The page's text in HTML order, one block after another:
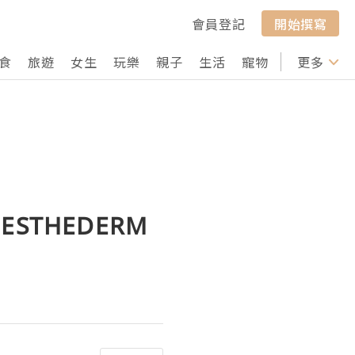
會員登記
開始撰寫
旅遊 女生 玩樂 親子 生活 寵物 行山 打卡
更多